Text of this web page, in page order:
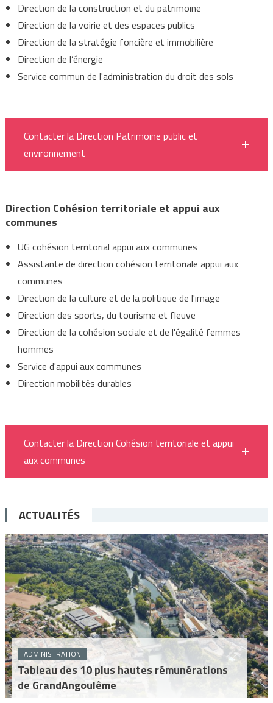
Direction de la construction et du patrimoine
Direction de la voirie et des espaces publics
Direction de la stratégie foncière et immobilière
Direction de l’énergie
Service commun de l'administration du droit des sols
Contacter la Direction Patrimoine public et
environnement
Direction Cohésion territoriale et appui aux
communes
UG cohésion territorial appui aux communes
Assistante de direction cohésion territoriale appui aux
communes
Direction de la culture et de la politique de l'image
Direction des sports, du tourisme et fleuve
Direction de la cohésion sociale et de l'égalité femmes
hommes
Service d'appui aux communes
Direction mobilités durables
Contacter la Direction Cohésion territoriale et appui
aux communes
ACTUALITÉS
ADMINISTRATION
Tableau des 10 plus hautes rémunérations
de GrandAngoulême